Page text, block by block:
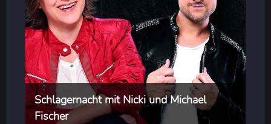
Schlagernacht mit Nicki und Michael
Fischer